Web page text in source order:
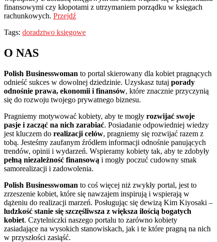
finansowymi czy kłopotami z utrzymaniem porządku w księgach
rachunkowych. Przejdź
Tags: doradztwo księgowe
O NAS
Polish Businesswoman to portal skierowany dla kobiet pragnących
odnieść sukces w dowolnej dziedzinie. Uzyskasz tutaj porady
odnośnie prawa, ekonomii i finansów, które znacznie przyczynią
się do rozwoju twojego prywatnego biznesu.
Pragniemy motywować kobiety, aby te mogły rozwijać swoje
pasje i zacząć na nich zarabiać. Posiadanie odpowiedniej wiedzy
jest kluczem do realizacji celów, pragniemy się rozwijać razem z
tobą. Jesteśmy zaufanym źródłem informacji odnośnie panujących
trendów, opinii i wydarzeń. Wspieramy kobiety tak, aby te zdobyły
pełną niezależność finansową i mogły poczuć cudowny smak
samorealizacji i zadowolenia.
Polish Businesswoman to coś więcej niż zwykły portal, jest to
zrzeszenie kobiet, które się nawzajem inspirują i wspierają w
dążeniu do realizacji marzeń. Posługując się dewizą Kim Kiyosaki –
ludzkość stanie się szczęśliwsza z większa ilością bogatych
kobiet. Czytelniczki naszego portalu to zarówno kobiety
zasiadające na wysokich stanowiskach, jak i te które pragną na nich
w przyszłości zasiąść.